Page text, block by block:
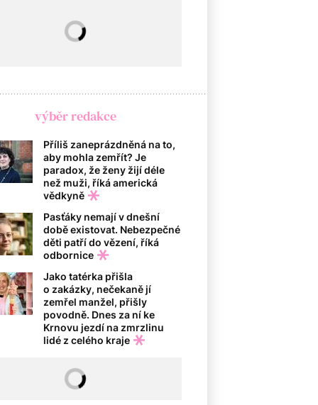
výběr redakce
Příliš zaneprázdněná na to,
aby mohla zemřít? Je
paradox, že ženy žijí déle
než muži, říká americká
vědkyně
Pasťáky nemají v dnešní
době existovat. Nebezpečné
děti patří do vězení, říká
odbornice
Jako tatérka přišla
o zakázky, nečekaně jí
zemřel manžel, přišly
povodně. Dnes za ní ke
Krnovu jezdí na zmrzlinu
lidé z celého kraje